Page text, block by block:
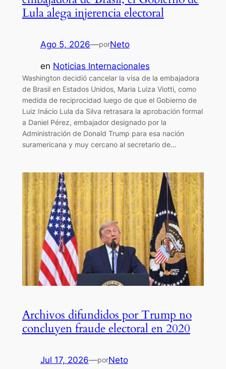
Lula alega injerencia electoral
Ago 5, 2026—porNeto
en Noticias Internacionales
Washington decidió cancelar la visa de la embajadora
de Brasil en Estados Unidos, Maria Luiza Viotti, como
medida de reciprocidad luego de que el Gobierno de
Luiz Inácio Lula da Silva retrasara la aprobación formal
a Daniel Pérez, embajador designado por la
Administración de Donald Trump para esa nación
suramericana y muy cercano al secretario de…
Archivos difundidos por Trump no
concluyen fraude electoral en 2020
Jul 17, 2026—porNeto